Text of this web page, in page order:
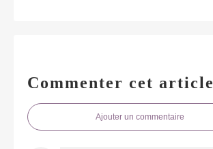
Commenter cet article
Ajouter un commentaire